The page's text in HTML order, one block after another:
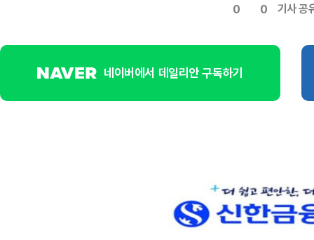
0 0 기사 공
네이버에서 데일리안 구독하기